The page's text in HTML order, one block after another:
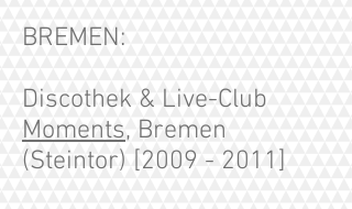
BREMEN:
Discothek & Live-Club
Moments, Bremen
(Steintor) [2009 - 2011]